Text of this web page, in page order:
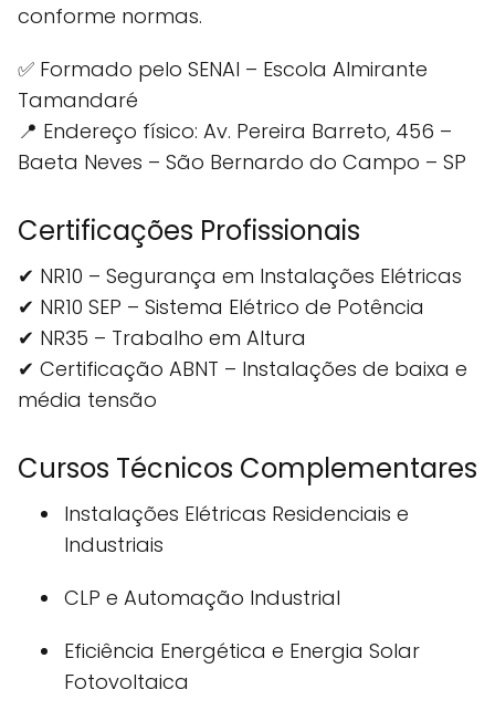
conforme normas.
✅ Formado pelo SENAI – Escola Almirante
Tamandaré
📍 Endereço físico: Av. Pereira Barreto, 456 –
Baeta Neves – São Bernardo do Campo – SP
Certificações Profissionais
✔ NR10 – Segurança em Instalações Elétricas
✔ NR10 SEP – Sistema Elétrico de Potência
✔ NR35 – Trabalho em Altura
✔ Certificação ABNT – Instalações de baixa e
média tensão
Cursos Técnicos Complementares
Instalações Elétricas Residenciais e
Industriais
CLP e Automação Industrial
Eficiência Energética e Energia Solar
Fotovoltaica